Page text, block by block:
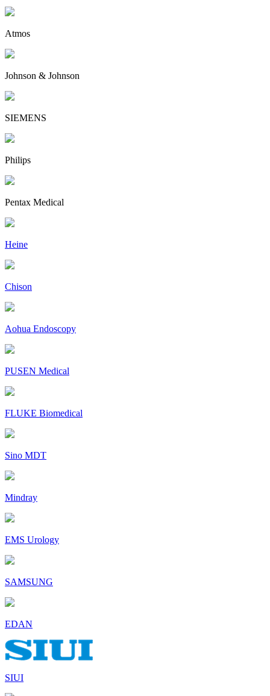
Atmos
Johnson & Johnson
SIEMENS
Philips
Pentax Medical
Heine
Chison
Aohua Endoscopy
PUSEN Medical
FLUKE Biomedical
Sino MDT
Mindray
EMS Urology
SAMSUNG
EDAN
SIUI